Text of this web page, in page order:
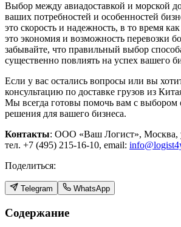
Выбор между авиадоставкой и морской
ваших потребностей и особенностей
это скорость и надежность, в то время
это экономия и возможность перевозки
забывайте, что правильный выбор
существенно повлиять на успех вашего
Если у вас остались вопросы или вы
консультацию по доставке грузов из
Мы всегда готовы помочь вам с выбором
решения для вашего бизнеса.
Контакты: ООО «Ваш Логист», Москва,
тел. +7 (495) 215-16-10, email:
Поделиться:
Telegram WhatsApp
Содержание